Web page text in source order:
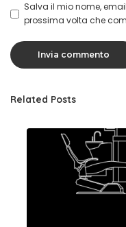
Salva il mio nome,
prossima volta che
Related Posts